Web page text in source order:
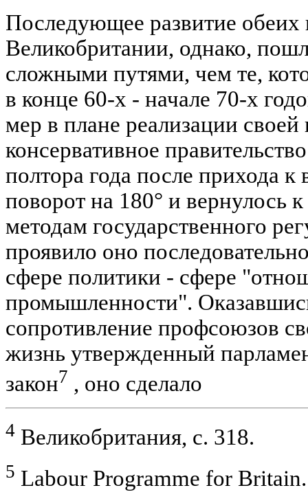
Последующее развитие обеих
Великобритании, однако,
сложными путями, чем те,
в конце 60-х - начале 70-х
мер в плане реализации
консервативное
полтора года после прихода к
поворот на 180° и вернулось
методам государственного
проявило оно
сфере политики - сфере
промышленности".
сопротивление профсоюзов
жизнь утвержденный
закон7 , оно сделало
4 Великобритания, с. 318.
5 Labour Programme for